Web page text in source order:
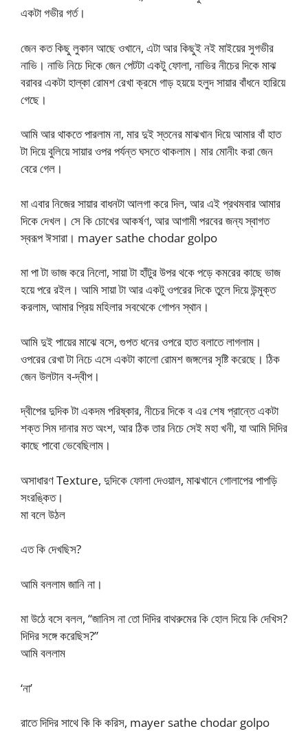
একটা গভীর গর্ত।
জেন কত কিছু লুকান আছে ওখানে, এটা আর কিছুই নই মাইয়ের সুগভীর
নাভি। নাভি নিচে দিকে জেন পেটটা একটু ফোলা, নাভির নীচের দিকে মাঝ
বরাবর একটা হাল্কা রোমশ রেখা ক্রমে গাড় হয়য়ে হলুদ সায়ার বাঁধনে হারিয়ে
গেছে।
আমি আর থাকতে পারলাম না, মার দুই স্তনের মাঝখান দিয়ে আমার বাঁ হাত
টা দিয়ে বুলিয়ে সায়ার ওপর পর্যন্ত ঘসতে থাকলাম। মার মোনীং করা জেন
বেরে গেল।
মা এবার নিজের সায়ার বাধনটা আলগা করে দিল, আর এই প্রথমবার আমার
দিকে দেখল। সে কি চোখের আকর্ষণ, আর আগামী পরবের জন্য স্বাগত
স্বরূপ ঈসারা। mayer sathe chodar golpo
মা পা টা ভাজ করে নিলো, সায়া টা হাঁটুর উপর থকে পড়ে কমরের কাছে ভাজ
হয়ে পরে রইল। আমি সায়া টা আর একটু ওপরের দিকে তুলে দিয়ে উন্মুক্ত
করলাম, আমার প্রিয় মহিলার সবথেকে গোপন স্থান।
আমি দুই পায়ের মাঝে বসে, গুপত ধনের ওপরে হাত বলাতে লাগলাম।
ওপরের রেখা টা নিচে এসে একটা কালো রোমশ জঙ্গলের সৃষ্টি করেছে। ঠিক
জেন উলটান ব-দ্বীপ।
দ্বীপের দুদিক টা একদম পরিষ্কার, নীচের দিকে ব এর শেষ প্রান্তে একটা
শক্ত সিম দানার মত অংশ, আর ঠিক তার নিচে সেই মহা খনী, যা আমি দিদির
কাছে পাবো ভেবেছিলাম।
অসাধারণ Texture, দুদিকে ফোলা দেওয়াল, মাঝখানে গোলাপের পাপড়ি
সংরঙ্কিত।
মা বলে উঠল
এত কি দেখছিস?
আমি বললাম জানি না।
মা উঠে বসে বলল, “জানিস না তো দিদির বাথরুমের কি হোল দিয়ে কি দেখিস?
দিদির সঙ্গে করেছিস?”
আমি বললাম
‘না’
রাতে দিদির সাথে কি কি করিস, mayer sathe chodar golpo